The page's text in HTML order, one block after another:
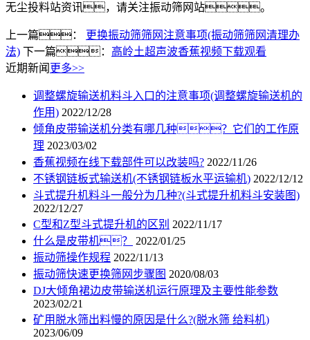
无尘投料站资讯，请关注振动筛网站。
上一篇：
更换振动筛筛网注意事项(振动筛筛网清理办
法) 下一篇： 高岭土超声波香蕉视频下载观看
近期新闻 更多>>
调整螺旋输送机料斗入口的注意事项(调整螺旋输送机的
作用) 2022/12/28
倾角皮带输送机分类有哪几种？它们的工作原
理 2023/03/02
香蕉视频在线下载部件可以改装吗? 2022/11/26
不锈钢链板式输送机(不锈钢链板水平运输机) 2022/12/12
斗式提升机料斗一般分为几种?(斗式提升机料斗安装图)
2022/12/27
C型和Z型斗式提升机的区别 2022/11/17
什么是皮带机？
2022/01/25
振动筛操作规程 2022/11/13
振动筛快速更换筛网步骤图 2020/08/03
DJ大倾角裙边皮带输送机运行原理及主要性能参数
2023/02/21
矿用脱水筛出料慢的原因是什么?(脱水筛 给料机)
2023/06/09